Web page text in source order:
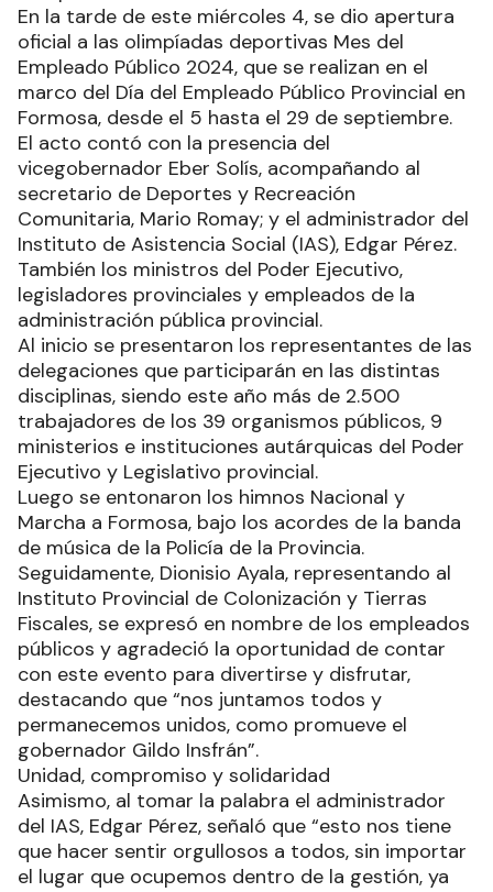
En la tarde de este miércoles 4, se dio apertura
oficial a las olimpíadas deportivas Mes del
Empleado Público 2024, que se realizan en el
marco del Día del Empleado Público Provincial en
Formosa, desde el 5 hasta el 29 de septiembre.
El acto contó con la presencia del
vicegobernador Eber Solís, acompañando al
secretario de Deportes y Recreación
Comunitaria, Mario Romay; y el administrador del
Instituto de Asistencia Social (IAS), Edgar Pérez.
También los ministros del Poder Ejecutivo,
legisladores provinciales y empleados de la
administración pública provincial.
Al inicio se presentaron los representantes de las
delegaciones que participarán en las distintas
disciplinas, siendo este año más de 2.500
trabajadores de los 39 organismos públicos, 9
ministerios e instituciones autárquicas del Poder
Ejecutivo y Legislativo provincial.
Luego se entonaron los himnos Nacional y
Marcha a Formosa, bajo los acordes de la banda
de música de la Policía de la Provincia.
Seguidamente, Dionisio Ayala, representando al
Instituto Provincial de Colonización y Tierras
Fiscales, se expresó en nombre de los empleados
públicos y agradeció la oportunidad de contar
con este evento para divertirse y disfrutar,
destacando que “nos juntamos todos y
permanecemos unidos, como promueve el
gobernador Gildo Insfrán”.
Unidad, compromiso y solidaridad
Asimismo, al tomar la palabra el administrador
del IAS, Edgar Pérez, señaló que “esto nos tiene
que hacer sentir orgullosos a todos, sin importar
el lugar que ocupemos dentro de la gestión, ya